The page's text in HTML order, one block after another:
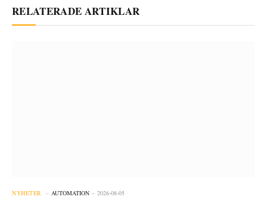
RELATERADE ARTIKLAR
NYHETER AUTOMATION 2026-08-05